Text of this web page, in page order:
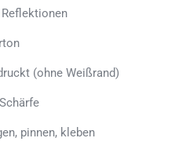
(ohne Weißrand)
pinnen, kleben